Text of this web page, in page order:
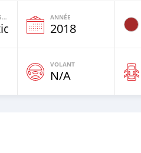
BOÎTE DE VITESSES ANNÉE
2018
VOLANT
N/A